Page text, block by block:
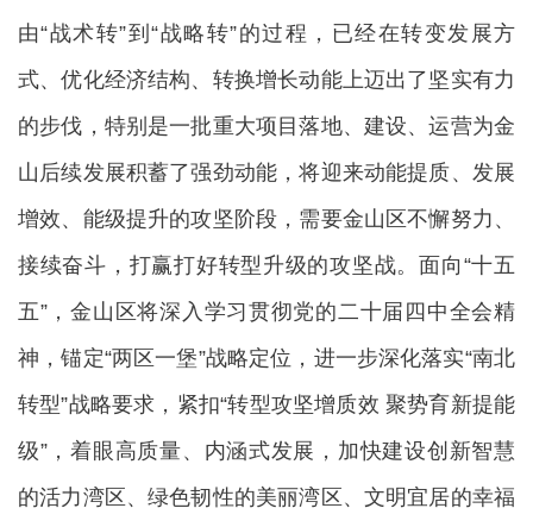
由“战术转”到“战略转”的过程，已经在转变发展方
式、优化经济结构、转换增长动能上迈出了坚实有力
的步伐，特别是一批重大项目落地、建设、运营为金
山后续发展积蓄了强劲动能，将迎来动能提质、发展
增效、能级提升的攻坚阶段，需要金山区不懈努力、
接续奋斗，打赢打好转型升级的攻坚战。面向“十五
五”，金山区将深入学习贯彻党的二十届四中全会精
神，锚定“两区一堡”战略定位，进一步深化落实“南北
转型”战略要求，紧扣“转型攻坚增质效 聚势育新提能
级”，着眼高质量、内涵式发展，加快建设创新智慧
的活力湾区、绿色韧性的美丽湾区、文明宜居的幸福